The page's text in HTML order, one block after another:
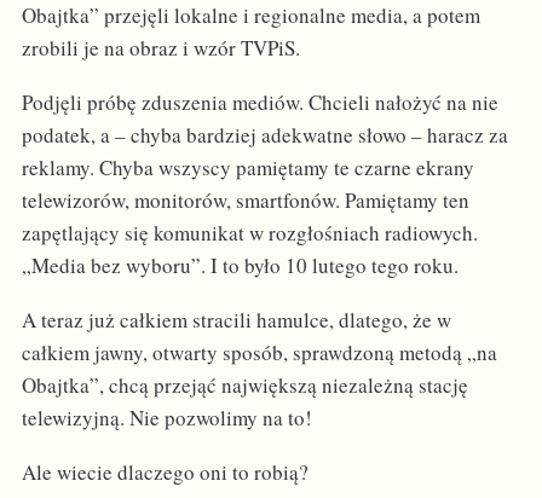
Obajtka” przejęli lokalne i regionalne media, a potem
zrobili je na obraz i wzór TVPiS.
Podjęli próbę zduszenia mediów. Chcieli nałożyć na nie
podatek, a – chyba bardziej adekwatne słowo – haracz za
reklamy. Chyba wszyscy pamiętamy te czarne ekrany
telewizorów, monitorów, smartfonów. Pamiętamy ten
zapętlający się komunikat w rozgłośniach radiowych.
„Media bez wyboru”. I to było 10 lutego tego roku.
A teraz już całkiem stracili hamulce, dlatego, że w
całkiem jawny, otwarty sposób, sprawdzoną metodą „na
Obajtka”, chcą przejąć największą niezależną stację
telewizyjną. Nie pozwolimy na to!
Ale wiecie dlaczego oni to robią?